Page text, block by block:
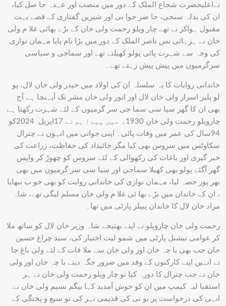
نےاعلیحضرت شجاع الملک کے دور میں منصب اور عہدہ حا صل کیا،
ان کی بذلہ سنجی، حا ضر جوا بی اور شیرین گفتاری کے قصے بہت
مقبول ہواکر تے تھے چار ویلو رحمت ولی خان کے بڑے بھائی غلا م ولی
خان نے ہزہائی نس ناصر الملک کے دور میں بڑا نام پایا مہمان نوازی
کی وجہ سے شہرت پائی پولو کھیلتے تھے اور سماجی و سیاسی
سرگرمیوں میں پیش پیش رہتے تھے۔
خاندانی روایات کا یہ سلسلہ ان کی اولاد میں حیدر ولی خان لال، پو
لو پلیر اسرار ولی خان لال اور انور ولی خان مشر تک آپہنچا ہے آج
بھی ان کا گھر سیا سی سما جی سر گرمیوں کے لئے شہرت رکھتا ہے
چارویلو رحمت ولی خان 1930ء میں پیدا ہوئے 17اپریل 2024کو
94سال کی عمر میں وفات پائی۔ اپنی جوانی میں انہوں نے چترال
سکاوٹس میں سروس بھی کیا مگر جائیداد کی حفاظت، زراعت کی
خبر گیری اور باغات کی رکھوالی کے لئے سروس کو چھوڑ کر واپس
گھر آگئے پولو بھی کھیلا سماجی اور سیا سی سر گرمیوں میں بھی
بھر پور حصہ لیا، مہمان نوازی کی خاندانی روایت کو بھی خو ب نبھایا
، ان کے خاندان میں بڑے بھا ئی غلا م ولی خان مسلم لیگی تھے، شاہ
مراد خان لال کا خاندان پیپلز پارٹی میں تھا۔
رحمت ولی خان چارویلو نے اپنے بھتیجے شاہ وزیر خان لال کو ساتھ ملا
کر عوامی نیشنل پارٹی میں شمو لیت اختیار کی، سید چراغ حسین
جان جب بھی با چہ خان اور ولی خان سے ملا قات کے لئے ولی باغ جا
تے انہیں اپنے کارکنوں کے وفد میں ضرور جگہ دیتے با چہ خان اور ولی
خان نے جب چترال کا دورہ کیا تو چار ویلو رحمت ولی خان نے ہر
استقبا لیہ کیمپ میں ان کو خوش آمدید کہا بیگم نسیم ولی خان نے
انہی کی درخواست پر بو نی کی قدیمی نہر کی تو سیع و پختگی کے